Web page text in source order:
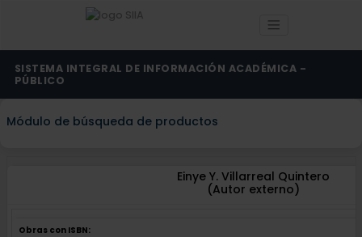
SISTEMA INTEGRAL DE INFORMACIÓN ACADÉMICA -
PÚBLICO
Módulo de búsqueda de productos
Einye Y. Villarreal Quintero
(Autor externo)
Obras con ISBN: